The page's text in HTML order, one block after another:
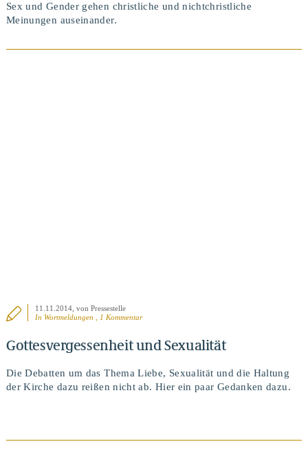
Sex und Gender gehen christliche und nichtchristliche
Meinungen auseinander.
11.11.2014 , von Pressestelle
InWortmeldungen , 1 Kommentar
Gottesvergessenheit und Sexualität
Die Debatten um das Thema Liebe, Sexualität und die Haltung
der Kirche dazu reißen nicht ab. Hier ein paar Gedanken dazu.